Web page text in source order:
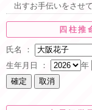
出すお手伝いをさせ
四柱推
氏名 ：
生年月日 ：
年